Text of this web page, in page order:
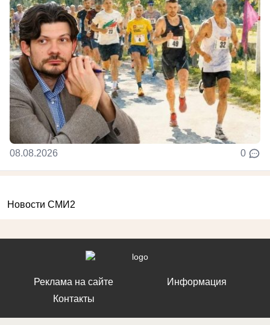
08.08.2026 0
Новости СМИ2
Реклама на сайте
Контакты
Информация